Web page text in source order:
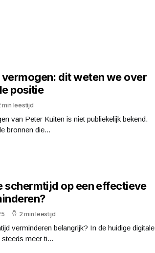
vermogen: dit weten we over
positie
min leestijd
van Peter Kuiten is niet publiekelijk bekend.
bronnen die...
schermtijd op een effectieve
2 min leestijd
verminderen belangrijk? In de huidige digitale
meer ti...